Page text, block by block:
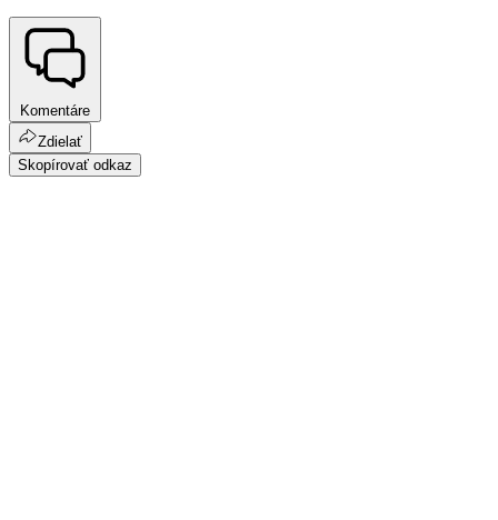
Komentáre
Zdielať
Skopírovať odkaz